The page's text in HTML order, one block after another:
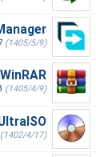
(1405/5/9)
WinRAR
(1405/4/9)
(1402/4/17)